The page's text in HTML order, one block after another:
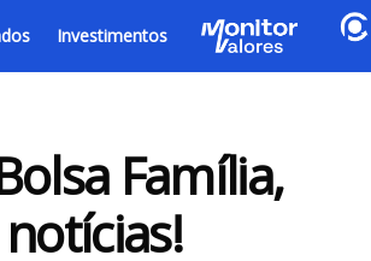
Investimentos
Família,